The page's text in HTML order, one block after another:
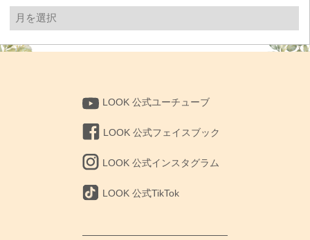
去
投
LOOK 公式ユーチューブ
LOOK 公式フェイスブック
LOOK 公式インスタグラム
LOOK 公式TikTok